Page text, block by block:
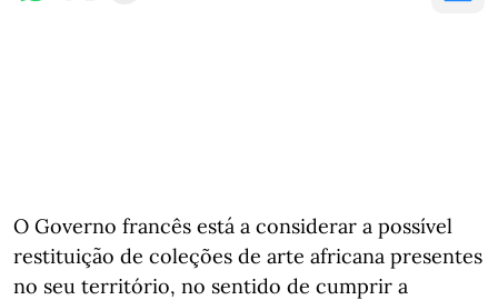
O Governo francês está a considerar a possível
restituição de coleções de arte africana presentes
no seu território, no sentido de cumprir a